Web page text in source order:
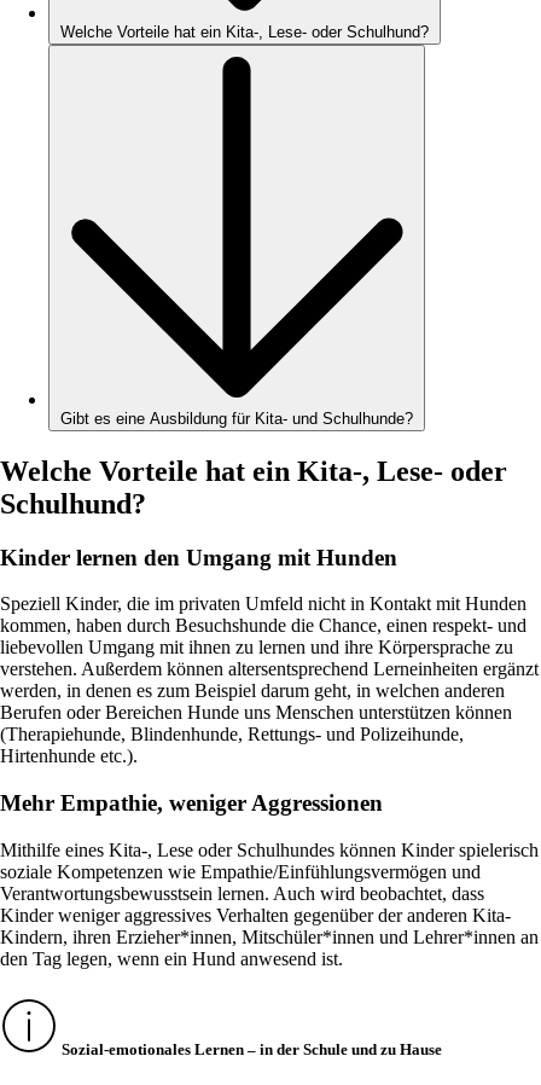
Welche Vorteile hat ein Kita-, Lese- oder Schulhund?
Gibt es eine Ausbildung für Kita- und Schulhunde?
Welche Vorteile hat ein Kita-, Lese- oder
Schulhund?
Kinder lernen den Umgang mit Hunden
Speziell Kinder, die im privaten Umfeld nicht in Kontakt mit Hunden
kommen, haben durch Besuchshunde die Chance, einen respekt- und
liebevollen Umgang mit ihnen zu lernen und ihre Körpersprache zu
verstehen. Außerdem können altersentsprechend Lerneinheiten ergänzt
werden, in denen es zum Beispiel darum geht, in welchen anderen
Berufen oder Bereichen Hunde uns Menschen unterstützen können
(Therapiehunde, Blindenhunde, Rettungs- und Polizeihunde,
Hirtenhunde etc.).
Mehr Empathie, weniger Aggressionen
Mithilfe eines Kita-, Lese oder Schulhundes können Kinder spielerisch
soziale Kompetenzen wie Empathie/Einfühlungsvermögen und
Verantwortungsbewusstsein lernen. Auch wird beobachtet, dass
Kinder weniger aggressives Verhalten gegenüber der anderen Kita-
Kindern, ihren Erzieher*innen, Mitschüler*innen und Lehrer*innen an
den Tag legen, wenn ein Hund anwesend ist.
Sozial-emotionales Lernen – in der Schule und zu Hause